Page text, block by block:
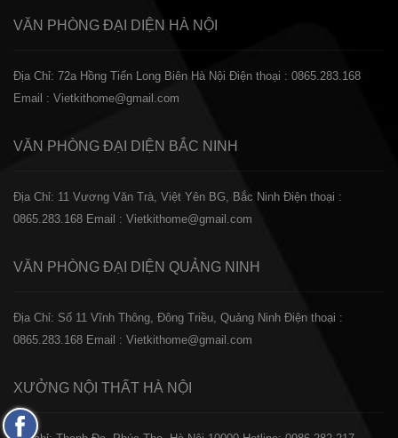
VĂN PHÒNG ĐẠI DIỆN HÀ NỘI
Địa Chỉ: 72a Hồng Tiến Long Biên Hà Nội Điện thoại : 0865.283.168
Email : Vietkithome@gmail.com
VĂN PHÒNG ĐẠI DIỆN BẮC NINH
Địa Chỉ: 11 Vương Văn Trà, Việt Yên BG, Bắc Ninh Điện thoại :
0865.283.168 Email : Vietkithome@gmail.com
VĂN PHÒNG ĐẠI DIỆN QUẢNG NINH
Địa Chỉ: Số 11 Vĩnh Thông, Đông Triều, Quảng Ninh Điện thoại :
0865.283.168 Email : Vietkithome@gmail.com
XƯỞNG NỘI THẤT HÀ NỘI
Fanpage